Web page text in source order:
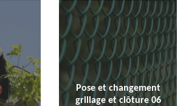
Pose et changement
grillage et clôture 06